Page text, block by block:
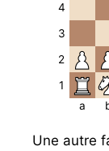
4
3
2
1
a
Une autre